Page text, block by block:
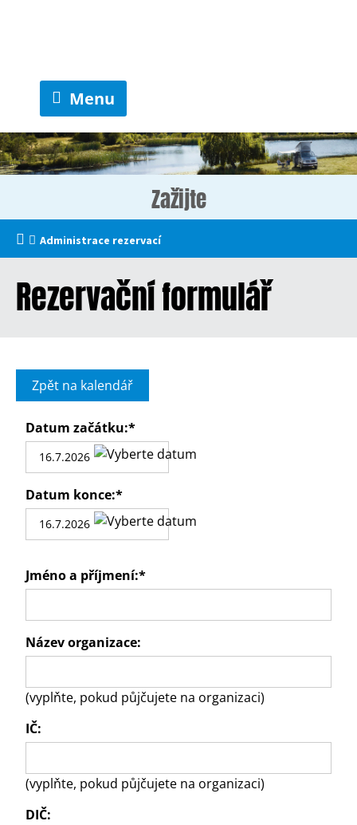
Menu
Zažijte
Administrace rezervací
Rezervační formulář
Zpět na kalendář
Datum začátku:*
Datum konce:*
Jméno a příjmení:*
Název organizace:
(vyplňte, pokud půjčujete na organizaci)
IČ:
(vyplňte, pokud půjčujete na organizaci)
DIČ: